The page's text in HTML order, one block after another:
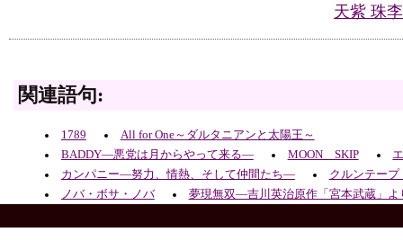
天紫 珠
関連語句:
1789
All for One～ダルタニアンと太陽王～
BADDY―悪党は月からやって来る―
MOON SKIP
カンパニー―努力、情熱、そして仲間たち―
クルンテー
ノバ・ボサ・ノバ
夢現無双―吉川英治原作「宮本武蔵」